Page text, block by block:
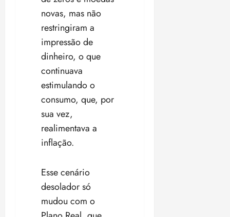
novas, mas não
restringiram a
impressão de
dinheiro, o que
continuava
estimulando o
consumo, que, por
sua vez,
realimentava a
inflação.
Esse cenário
desolador só
mudou com o